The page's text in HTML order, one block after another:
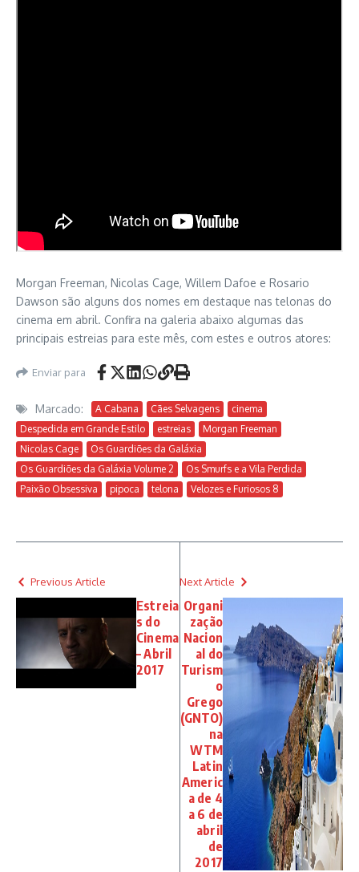
Morgan Freeman, Nicolas Cage, Willem Dafoe e Rosario
Dawson são alguns dos nomes em destaque nas telonas do
cinema em abril. Confira na galeria abaixo algumas das
principais estreias para este mês, com estes e outros atores:
Enviar para
Marcado: A Cabana Cães Selvagens
cinema
Despedida em Grande Estilo
estreias
Morgan Freeman
Nicolas Cage
Os Guardiões da Galáxia
Os Guardiões da Galáxia Volume 2
Os Smurfs e a Vila Perdida
Paixão Obsessiva
pipoca telona Velozes e Furiosos 8
Previous Article
Estreia
s do
Cinema
– Abril
2017
Next Article
Organi
zação
Nacion
al do
Turism
o
Grego
(GNTO)
na
WTM
Latin
Americ
a de 4
a 6 de
abril
de
2017